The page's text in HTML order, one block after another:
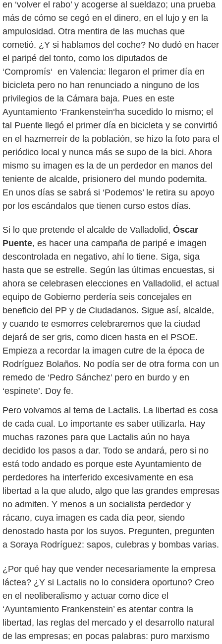
en ‘volver el rabo’ y acogerse al sueldazo; una prueba
más de cómo se cegó en el dinero, en el lujo y en la
ampulosidad. Otra mentira de las muchas que
cometió. ¿Y si hablamos del coche? No dudó en hacer
el paripé del tonto, como los diputados de
‘Compromís‘ en Valencia: llegaron el primer día en
bicicleta pero no han renunciado a ninguno de los
privilegios de la Cámara baja. Pues en este
Ayuntamiento ‘Frankenstein‘ha sucedido lo mismo; el
tal Puente llegó el primer día en bicicleta y se convirtió
en el hazmerreír de la población, se hizo la foto para el
periódico local y nunca más se supo de la bici. Ahora
mismo su imagen es la de un perdedor en manos del
teniente de alcalde, prisionero del mundo podemita.
En unos días se sabrá si ‘Podemos’ le retira su apoyo
por los escándalos que tienen curso estos días.
Si lo que pretende el alcalde de Valladolid, Óscar
Puente, es hacer una campaña de paripé e imagen
descontrolada en negativo, ahí lo tiene. Siga, siga
hasta que se estrelle. Según las últimas encuestas, si
ahora se celebrasen elecciones en Valladolid, el actual
equipo de Gobierno perdería seis concejales en
beneficio del PP y de Ciudadanos. Sigue así, alcalde,
y cuando te esmorres celebraremos que la ciudad
dejará de ser gris, como dicen hasta en el PSOE.
Empieza a recordar la imagen cutre de la época de
Rodríguez Bolaños. No podía ser de otra forma con un
remedo de ‘Pedro Sánchez’ pero en burdo y en
‘espinete’. Doy fe.
Pero volvamos al tema de Lactalis. La libertad es cosa
de cada cual. Lo importante es saber utilizarla. Hay
muchas razones para que Lactalis aún no haya
decidido los pasos a dar. Todo se andará, pero si no
está todo andado es porque este Ayuntamiento de
perdedores ha interferido excesivamente en esa
libertad a la que aludo, algo que las grandes empresas
no admiten. Y menos a un socialista perdedor y
rácano, cuya imagen es cada día peor, siendo
denostado hasta por los suyos. Pregunten, pregunten
a Soraya Rodríguez: sapos, culebras y bombas varias.
¿Por qué hay que vender necesariamente la empresa
láctea? ¿Y si Lactalis no lo considera oportuno? Creo
en el neoliberalismo y actuar como dice el
‘Ayuntamiento Frankenstein’ es atentar contra la
libertad, las reglas del mercado y el desarrollo natural
de las empresas; en pocas palabras: puro marxismo